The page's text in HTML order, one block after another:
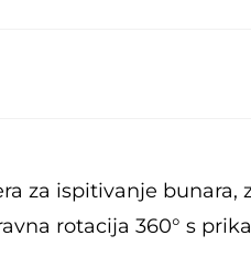
za ispitivanje bunara,
rotacija 360° s